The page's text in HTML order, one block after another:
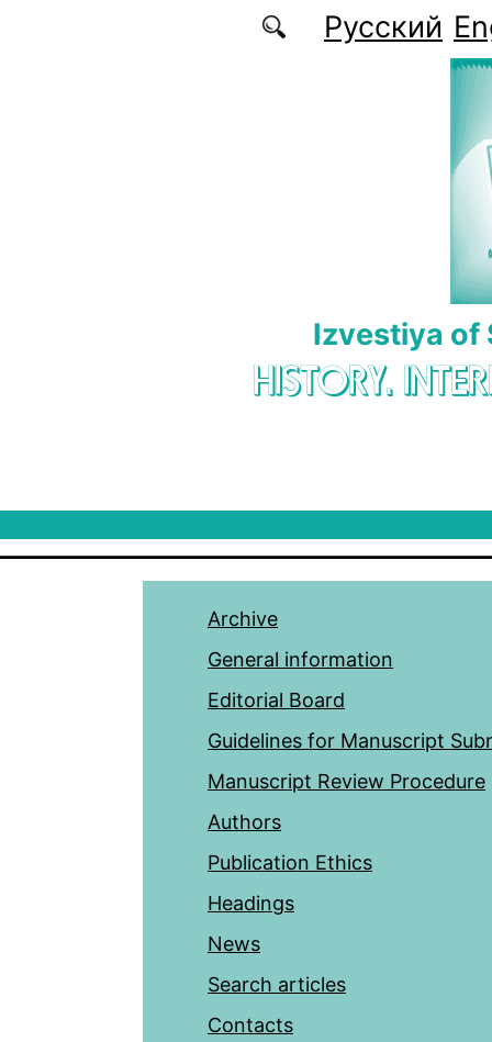
Русский
Izvestiya of
HISTORY.
Archive
General information
Editorial Board
Guidelines for Manuscript
Manuscript Review Procedure
Authors
Publication Ethics
Headings
News
Search articles
Contacts